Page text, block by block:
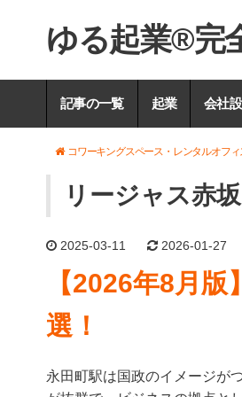
ゆる起業®完
記事の一覧 起業 会社
コワーキングスペース・レンタルオフ
リージャス赤
2025-03-11 2026-01-27
【2026年8月
選！
永田町駅は国政のイメージが